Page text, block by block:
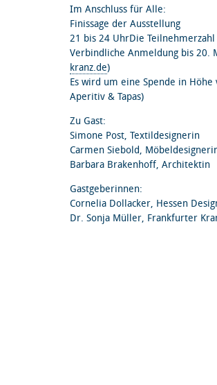
Im Anschluss für Alle:
Finissage der Ausstellung
21 bis 24 UhrDie
Verbindliche Anmeldung bis 20.
kranz.de)
Es wird um eine Spende in
Aperitiv & Tapas)
Zu Gast:
Simone Post, Textildesignerin
Carmen Siebold,
Barbara Brakenhoff, Architektin
Gastgeberinnen:
Cornelia Dollacker, Hessen
Dr. Sonja Müller, Frankfurter